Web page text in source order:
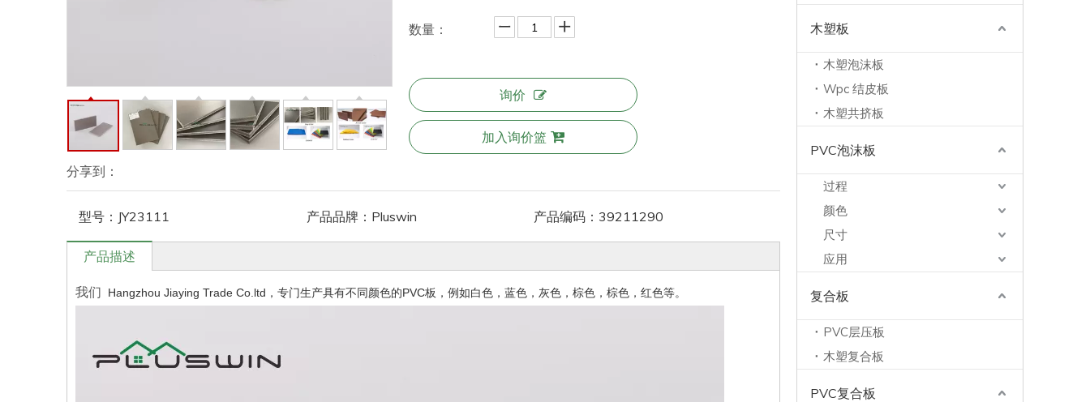
分享到：
数量：
询价
加入询价篮
型号： JY23111 产品品牌： Pluswin 产品编码： 39211290
产品描述
我们 Hangzhou Jiaying Trade Co.ltd，专门生产具有不同颜色的PVC板，例如白色，蓝色，灰色，棕色，棕色，红色等。
木塑板
木塑泡沫板
Wpc 结皮板
木塑共挤板
PVC泡沫板
过程
颜色
尺寸
应用
复合板
PVC层压板
木塑复合板
PVC复合板